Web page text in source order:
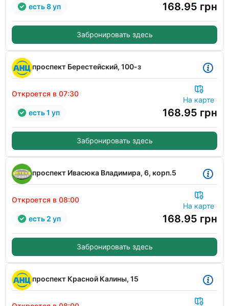
168.95 грн
есть 8 уп
Забронировать здесь
проспект Берестейский, 100-з
Откроется в 07:30
На карте
168.95 грн
есть 1 уп
Забронировать здесь
проспект Ивасюка Владимира, 6, корп.5
Откроется в 08:00
На карте
168.95 грн
есть 2 уп
Забронировать здесь
проспект Красной Калины, 15